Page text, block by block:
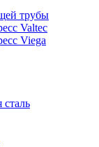
трубы
Valtec
Viega